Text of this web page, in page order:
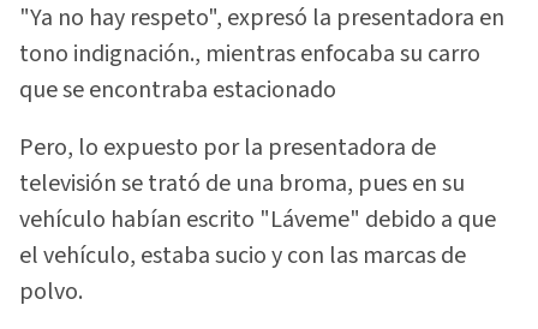
"Ya no hay respeto", expresó la presentadora en
tono indignación., mientras enfocaba su carro
que se encontraba estacionado
Pero, lo expuesto por la presentadora de
televisión se trató de una broma, pues en su
vehículo habían escrito "Láveme" debido a que
el vehículo, estaba sucio y con las marcas de
polvo.